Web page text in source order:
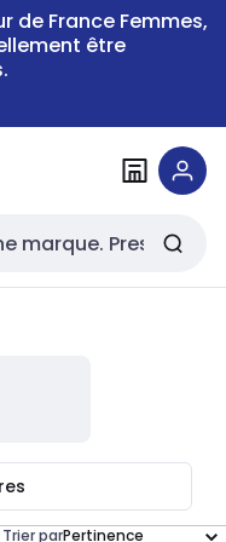
de France Femmes,
être
Trier par